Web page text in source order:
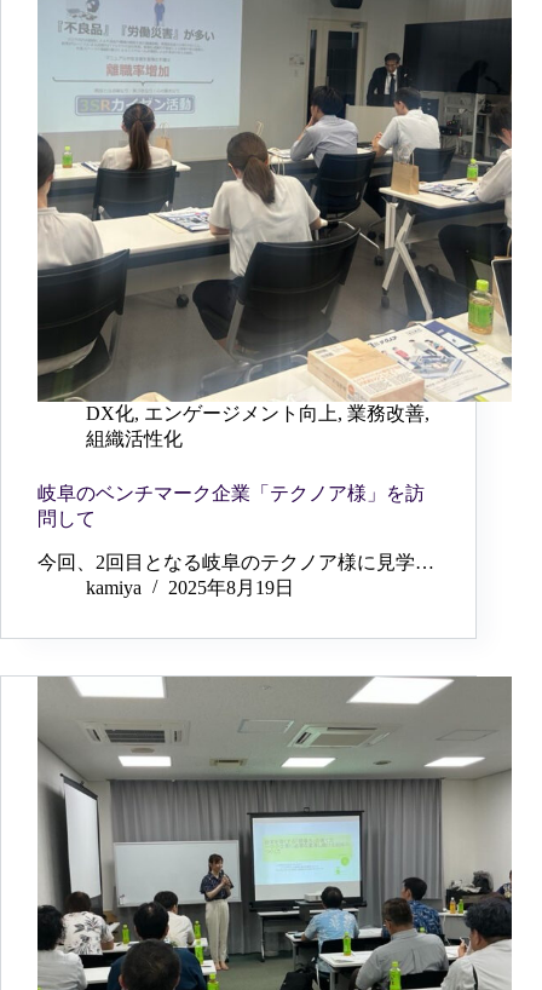
DX化, エンゲージメント向上, 業務改善,
組織活性化
岐阜のベンチマーク企業「テクノア様」を訪
問して
今回、2回目となる岐阜のテクノア様に見学…
kamiya
2025年8月19日